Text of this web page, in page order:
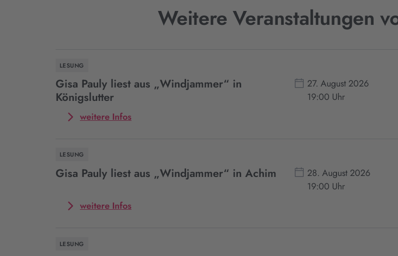
Weitere Veranstaltungen
LESUNG
Gisa Pauly liest aus „Windjammer“ in
Königslutter
27. August 2026
19:00 Uhr
weitere InfosMehr
liest
LESUNG
Gisa Pauly liest aus „Windjammer“ in Achim
28. August 2026
19:00 Uhr
weitere InfosMehr
LESUNG